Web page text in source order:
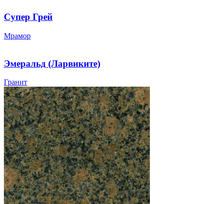
Супер Грей
Мрамор
Эмеральд (Ларвиките)
Гранит